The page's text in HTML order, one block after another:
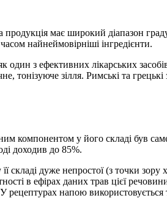
має широкий діапазон
найнеймовірніші інгредієнти.
з ефективних лікарських
зілля. Римські та
компонентом у його складі був
доходив до 85%.
складі дуже непростої (з точки
в ефірах даних трав цієї
напою використовується